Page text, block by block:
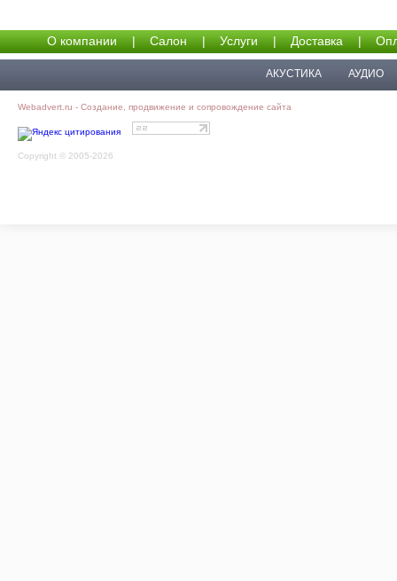
О компании | Салон | Услуги | Доставка |
АКУСТИКА АУДИО
Webadvert.ru - Создание, продвижение и сопровождение сайта
Copyright © 2005-2026